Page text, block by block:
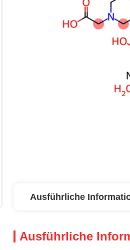
Ausführliche
Ausführliche